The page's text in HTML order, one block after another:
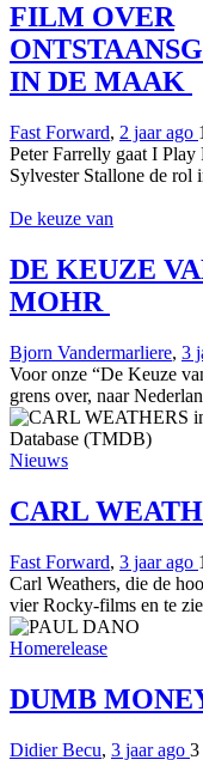
FILM OVER
IN DE MAAK
Fast Forward, 2 jaar ago
Peter Farrelly gaat I
Sylvester Stallone de rol
De keuze van
DE KEUZE
MOHR
Bjorn Vandermarliere, 3
Voor onze “De Keuze
grens over, naar
Nieuws
CARL
Fast Forward, 3 jaar ago
Carl Weathers, die de
vier Rocky-films en te
Homerelease
DUMB
Didier Becu, 3 jaar ago 3